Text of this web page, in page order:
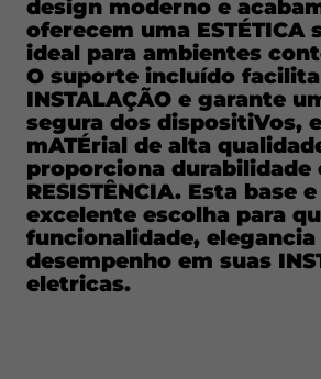
design moderno e
oferecem uma ESTÉTICA
ideal para ambientes
O suporte incluído
INSTALAÇÃO e garante
segura dos dispositiVos,
mATÉrial de alta
proporciona durabilidade
RESISTÊNCIA. Esta base
excelente escolha para
funcionalidade, elegancia
desempenho em suas
eletricas.